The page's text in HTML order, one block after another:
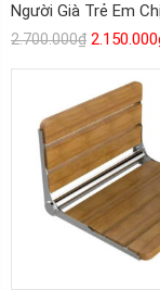
Người Già Trẻ Em
240kg KB-330
2.700.000₫ 2.150.000